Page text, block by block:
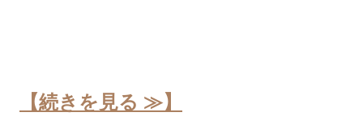
【続きを見る ≫】